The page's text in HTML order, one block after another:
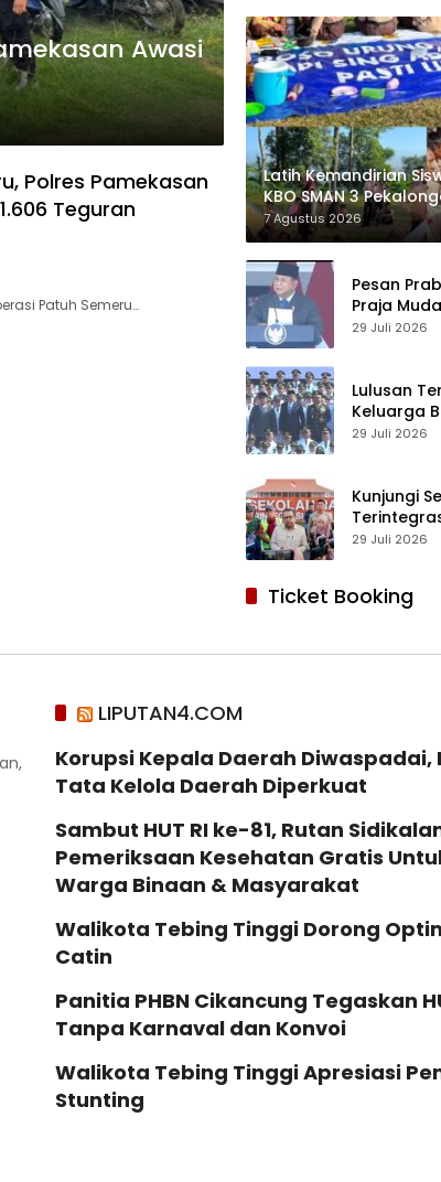
Awasi
Polres Pamekasan
Teguran
Patuh Semeru…
Latih Kemandirian
KBO SMAN 3
Antusiasme dan
Tua Murid
7 Agustus 2026
Pesan
Praja
Butuh
29 Juli 2026
Lulusan
Keluarga
Prabowo:
29 Juli 2026
Kunjungi
29 Juli 2026
Ticket Booking
LIPUTAN4.COM
Korupsi Kepala Daerah Diwaspadai,
Tata Kelola Daerah Diperkuat
Sambut HUT RI ke-81, Rutan
Pemeriksaan Kesehatan Gratis
Warga Binaan & Masyarakat
Walikota Tebing Tinggi Dorong
Catin
Panitia PHBN Cikancung Tegaskan
Tanpa Karnaval dan Konvoi
Walikota Tebing Tinggi Apresiasi
Stunting